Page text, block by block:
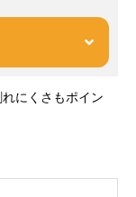
にくさもポイン